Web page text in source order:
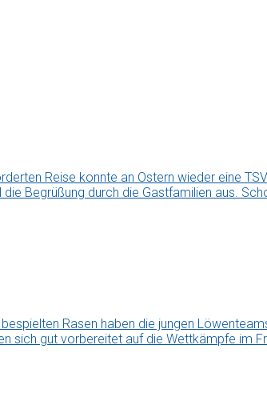
Reise konnte an Ostern wieder eine
Begrüßung durch die Gastfamilien aus.
Rasen haben die jungen
sich gut vorbereitet auf die Wettkämpfe im